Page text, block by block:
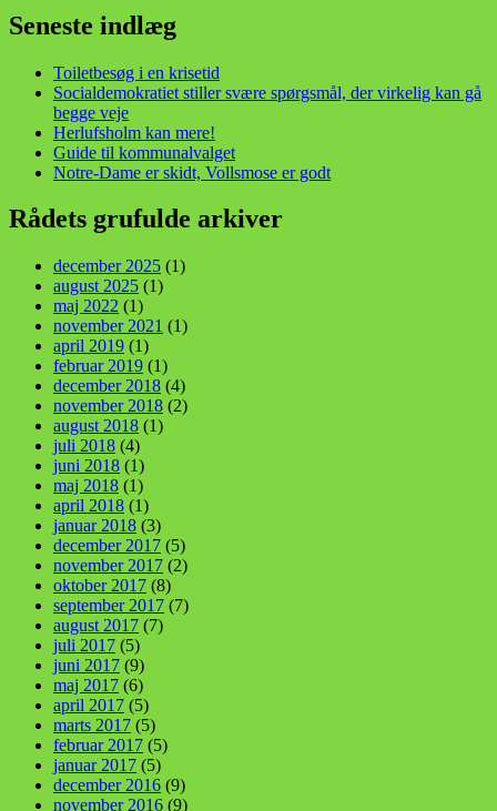
Seneste indlæg
Toiletbesøg i en krisetid
Socialdemokratiet stiller svære spørgsmål, der virkelig kan gå
begge veje
Herlufsholm kan mere!
Guide til kommunalvalget
Notre-Dame er skidt, Vollsmose er godt
Rådets grufulde arkiver
december 2025 (1)
august 2025 (1)
maj 2022 (1)
november 2021 (1)
april 2019 (1)
februar 2019 (1)
december 2018 (4)
november 2018 (2)
august 2018 (1)
juli 2018 (4)
juni 2018 (1)
maj 2018 (1)
april 2018 (1)
januar 2018 (3)
december 2017 (5)
november 2017 (2)
oktober 2017 (8)
september 2017 (7)
august 2017 (7)
juli 2017 (5)
juni 2017 (9)
maj 2017 (6)
april 2017 (5)
marts 2017 (5)
februar 2017 (5)
januar 2017 (5)
december 2016 (9)
november 2016 (9)